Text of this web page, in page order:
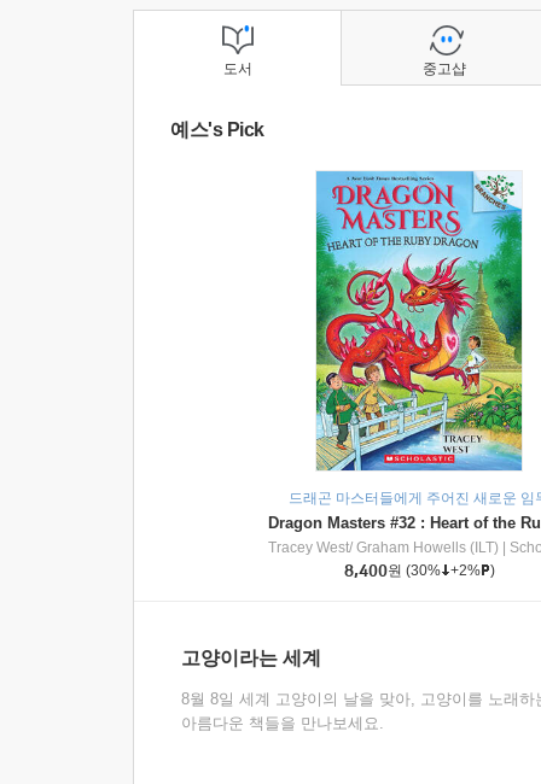
도서
예스's Pick
드래곤 마스터들에게 주어진 새로운 임
Tracey West/ Graham Howells (ILT)
8,400원 (30% +2% )
고양이라는 세계
8월 8일 세계 고양이의 날을 맞아, 고양이를 노래하
아름다운 책들을 만나보세요.
중고샵